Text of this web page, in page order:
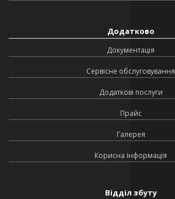
Додатково
Документація
Сервісне обслуговування
Додаткові послуги
Прайс
Галерея
Корисна інформація
Відділ збуту